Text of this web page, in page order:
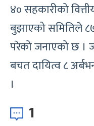
४० सहकारीको
बुझाएको समितिले
परेको जनाएको छ ।
बचत दायित्व ८
।
1